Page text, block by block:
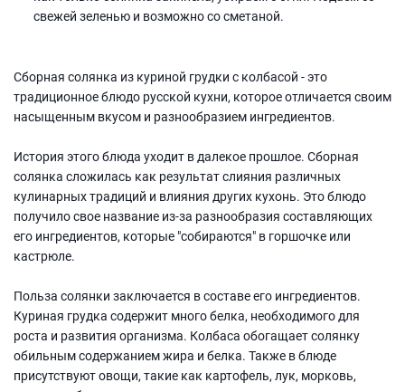
свежей зеленью и возможно со сметаной.
Сборная солянка из куриной грудки с колбасой - это
традиционное блюдо русской кухни, которое отличается своим
насыщенным вкусом и разнообразием ингредиентов.
История этого блюда уходит в далекое прошлое. Сборная
солянка сложилась как результат слияния различных
кулинарных традиций и влияния других кухонь. Это блюдо
получило свое название из-за разнообразия составляющих
его ингредиентов, которые "собираются" в горшочке или
кастрюле.
Польза солянки заключается в составе его ингредиентов.
Куриная грудка содержит много белка, необходимого для
роста и развития организма. Колбаса обогащает солянку
обильным содержанием жира и белка. Также в блюде
присутствуют овощи, такие как картофель, лук, морковь,